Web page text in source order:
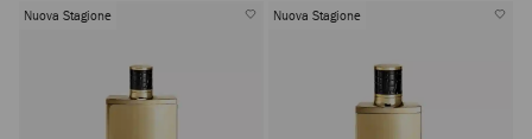
Nuova Stagione Nuova Stagione